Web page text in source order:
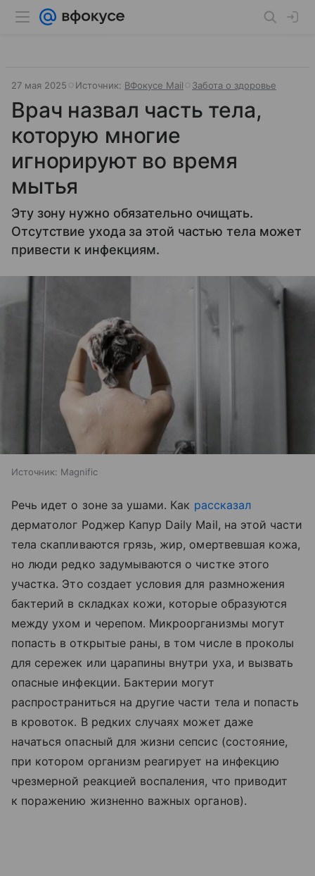
27 мая 2025 Источник: ВФокусе Mail Забота о здоровье
Врач назвал часть тела,
которую многие
игнорируют во время
мытья
Эту зону нужно обязательно очищать.
Отсутствие ухода за этой частью тела может
привести к инфекциям.
Источник: Magnific
Речь идет о зоне за ушами. Как рассказал
дерматолог Роджер Капур Daily Mail, на этой части
тела скапливаются грязь, жир, омертвевшая кожа,
но люди редко задумываются о чистке этого
участка. Это создает условия для размножения
бактерий в складках кожи, которые образуются
между ухом и черепом. Микроорганизмы могут
попасть в открытые раны, в том числе в проколы
для сережек или царапины внутри уха, и вызвать
опасные инфекции. Бактерии могут
распространиться на другие части тела и попасть
в кровоток. В редких случаях может даже
начаться опасный для жизни сепсис (состояние,
при котором организм реагирует на инфекцию
чрезмерной реакцией воспаления, что приводит
к поражению жизненно важных органов).